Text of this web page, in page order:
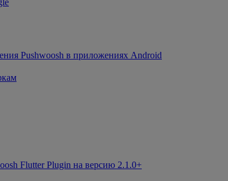
Pushwoosh в приложениях Android
Flutter Plugin на версию 2.1.0+